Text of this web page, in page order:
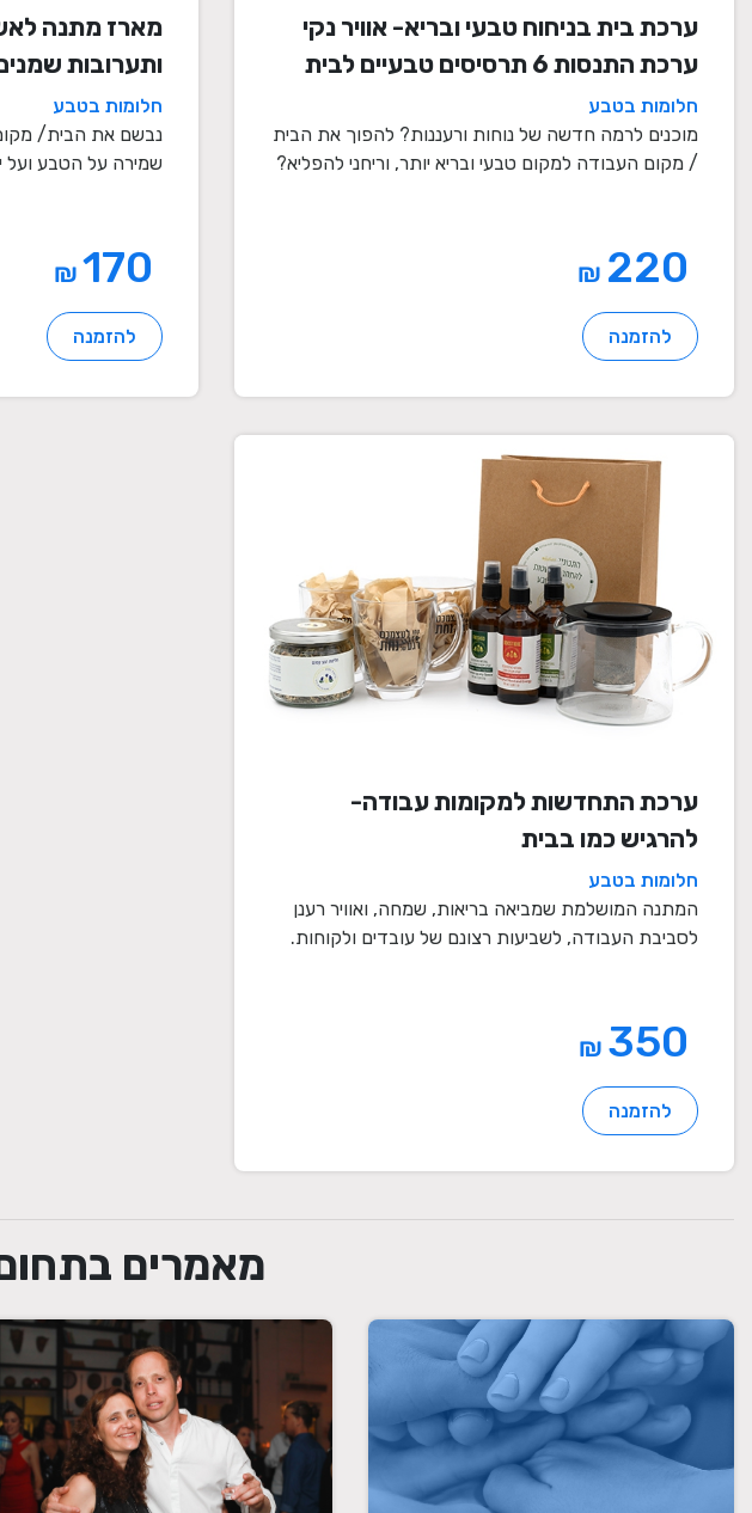
ערכת בית בניחוח טבעי ובריא- אוויר נקי
ערכת התנסות 6 תרסיסים טבעיים לבית
ולמקום העבודה
חלומות בטבע
מוכנים לרמה חדשה של נוחות ורעננות? להפוך את הבית
/ מקום העבודה למקום טבעי ובריא יותר, וריחני להפליא?
₪
להזמנה
מארז מתנה
ותערובות
חלומות בטבע
נבשם את הבית/
שמירה על הטבע ועל
₪
להזמנה
ערכת התחדשות למקומות עבודה-
להרגיש כמו בבית
חלומות בטבע
המתנה המושלמת שמביאה בריאות, שמחה, ואוויר רענן
לסביבת העבודה, לשביעות רצונם של עובדים ולקוחות.
₪
להזמנה
מאמרים